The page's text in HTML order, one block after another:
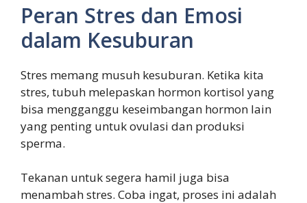
Peran Stres dan Emosi
dalam Kesuburan
Stres memang musuh kesuburan. Ketika kita
stres, tubuh melepaskan hormon kortisol yang
bisa mengganggu keseimbangan hormon lain
yang penting untuk ovulasi dan produksi
sperma.
Tekanan untuk segera hamil juga bisa
menambah stres. Coba ingat, proses ini adalah